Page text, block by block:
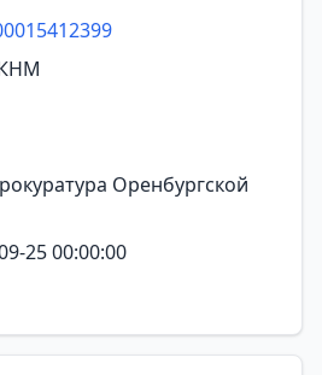
Оренбургской
25 00:00:00